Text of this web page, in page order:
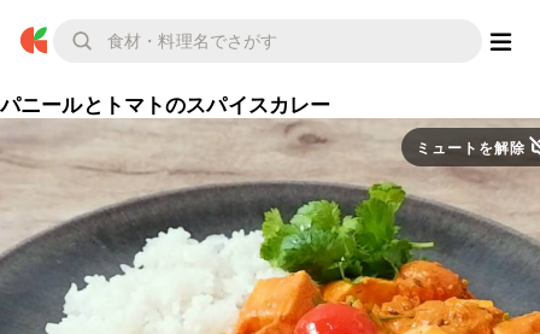
パニールとトマトのスパイスカレー
ミュートを解除